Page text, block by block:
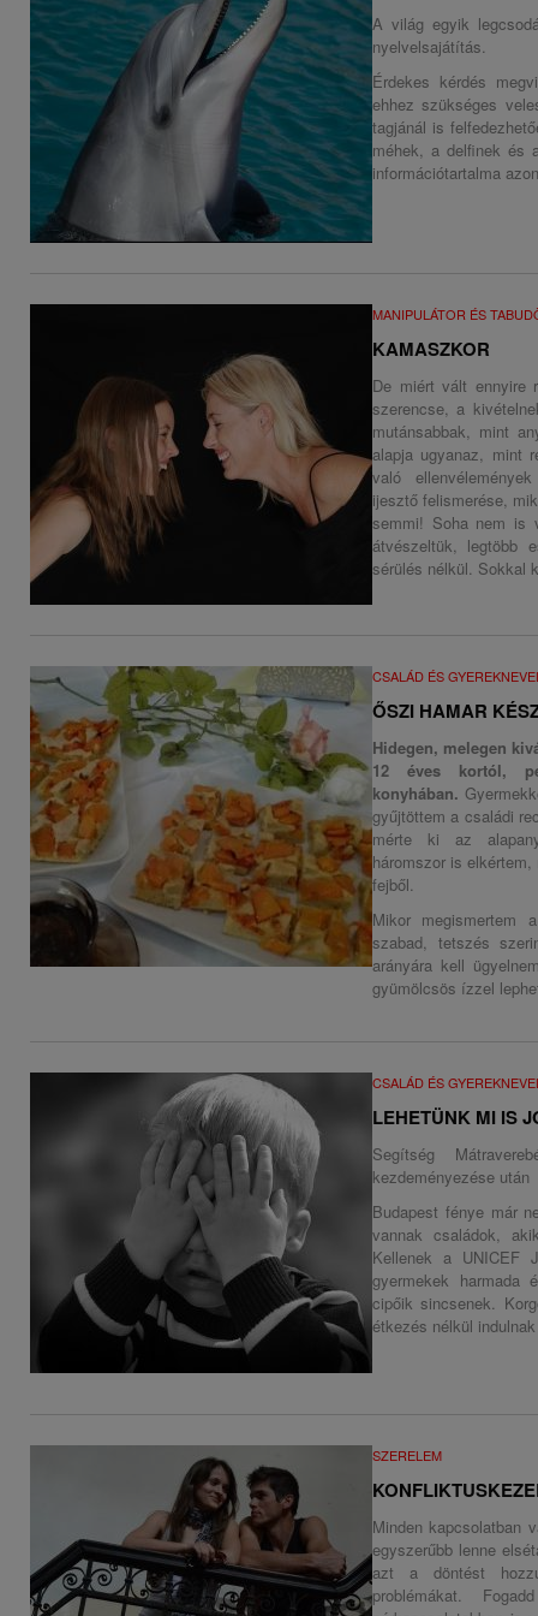
A világ egyik
nyelvelsajátítás.
Érdekes kérdés
ehhez szükséges
tagjánál is
méhek, a delfinek és
információtartalma
MANIPULÁTOR ÉS
KAMASZKOR
De miért vált ennyire
szerencse, a
mutánsabbak, mint
alapja ugyanaz, mint
való
ijesztő felismerése,
semmi! Soha nem is
átvészeltük, legtöbb
sérülés nélkül. Sokkal
CSALÁD ÉS
ŐSZI HAMAR
Hidegen, melegen
12 éves kortól,
konyhában.
gyűjtöttem a családi
mérte ki az
háromszor is
fejből.
Mikor megismertem
szabad, tetszés
arányára kell
gyümölcsös ízzel
CSALÁD ÉS
LEHETÜNK MI IS
Segítség
kezdeményezése után
Budapest fénye már
vannak családok,
Kellenek a UNICEF
gyermekek harmada
cipőik sincsenek.
étkezés nélkül
SZERELEM
Minden kapcsolatban
egyszerűbb lenne
azt a döntést
problémákat.